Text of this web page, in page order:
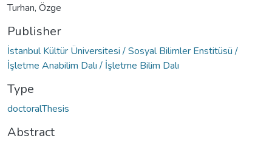
Turhan, Özge
Publisher
İstanbul Kültür Üniversitesi / Sosyal Bilimler Enstitüsü /
İşletme Anabilim Dalı / İşletme Bilim Dalı
Type
doctoralThesis
Abstract